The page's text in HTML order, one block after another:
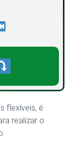
flexíveis, é
realizar o